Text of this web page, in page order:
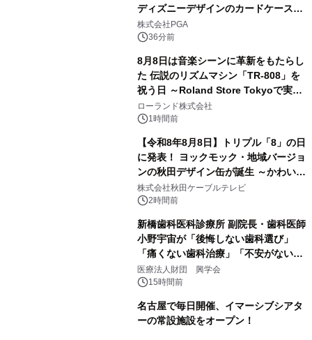
ディズニーデザインのカードケースを
株式会社PGAが8月7日発売
株式会社PGA
36分前
8月8日は音楽シーンに革新をもたらし
た 伝説のリズムマシン「TR-808」を
祝う日 ～Roland Store Tokyoで実機
を展示しての 記念キャンペーンを開
催 英国ラジオ「NTS」の 特別プログ
アーティストを フィーチャーしたアニ
メーションを公開～
ローランド株式会社
1時間前
【令和8年8月8日】トリプル「8」の日
に発表！ ヨックモック・地域バージョ
ンの秋田デザイン缶が誕生 ～かわいい
秋田犬の子犬と秋田の四季と名所を巡
るパッケージ～ 9月1日(火)秋田県内で
株式会社秋田ケーブルテレビ
2時間前
新橋歯科医科診療所 副院長・歯科医師
小野宇宙が「後悔しない歯科選び」
「痛くない歯科治療」「不安がない治
療計画」をテーマに専門監修
医療法人財団 興学会
15時間前
名古屋で毎日開催、イマーシブシアタ
ーの常設施設をオープン！